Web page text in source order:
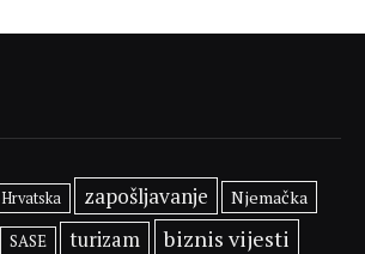
Hrvatska zapošljavanje
Njemačka
SASE turizam biznis vijesti